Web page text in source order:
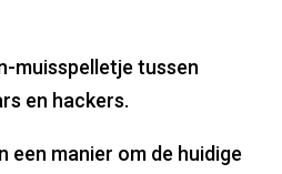
muisspelletje tussen
en hackers.
een manier om de huidige